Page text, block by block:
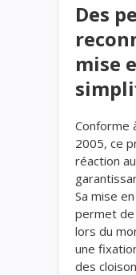
Des
mise
Conforme
2005, ce
réaction
Sa mise
permet
lors du
une
des